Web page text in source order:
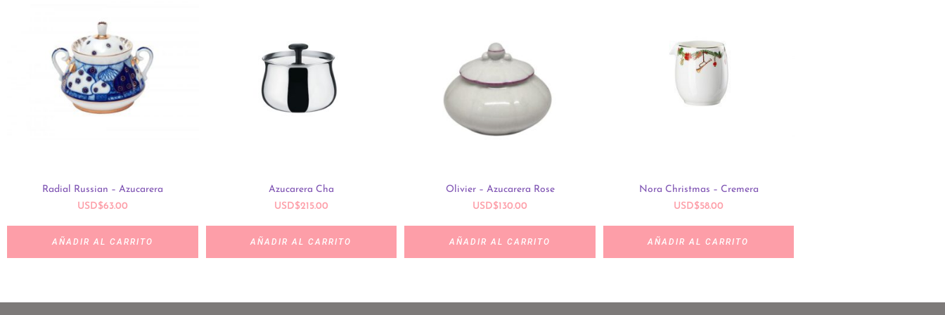
Radial Russian – Azucarera
USD$63.00
AÑADIR AL CARRITO
Azucarera Cha
USD$215.00
AÑADIR AL CARRITO
Olivier – Azucarera Rose
USD$130.00
AÑADIR AL CARRITO
Nora Christmas – Cremera
USD$58.00
AÑADIR AL CARRITO